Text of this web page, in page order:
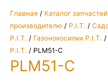
Главная / Каталог
производителю / P.I.T. /
P.I.T. / Газонокосилки P.I.T. /
P.I.T. / PLM51-C
PLM51-C